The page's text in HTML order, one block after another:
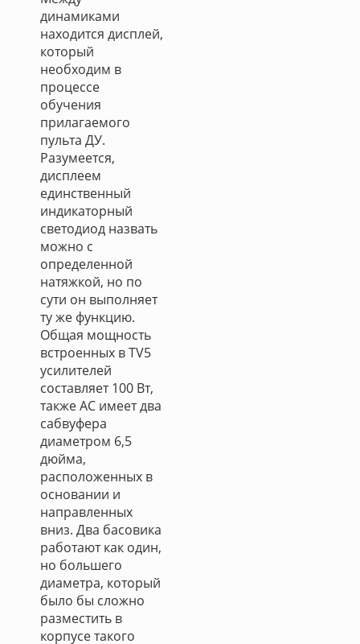
динамиками
находится дисплей,
который
необходим в
процессе
обучения
прилагаемого
пульта ДУ.
Разумеется,
дисплеем
единственный
индикаторный
светодиод назвать
можно с
определенной
натяжкой, но по
сути он выполняет
ту же функцию.
Общая мощность
встроенных в TV5
усилителей
составляет 100 Вт,
также АС имеет два
сабвуфера
диаметром 6,5
дюйма,
расположенных в
основании и
направленных
вниз. Два басовика
работают как один,
но большего
диаметра, который
было бы сложно
разместить в
корпусе такого